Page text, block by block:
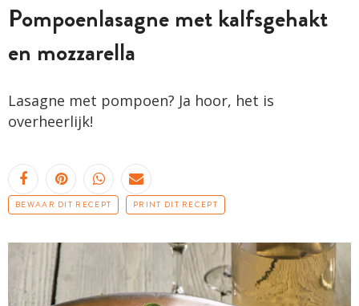
Pompoenlasagne met kalfsgehakt
en mozzarella
Lasagne met pompoen? Ja hoor, het is
overheerlijk!
BEWAAR DIT RECEPT PRINT DIT RECEPT